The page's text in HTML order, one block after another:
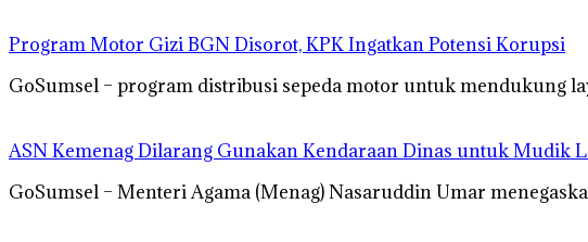
Program Motor Gizi BGN Disorot, KPK Ingatkan Potensi Korupsi
GoSumsel – program distribusi sepeda motor untuk mendukung
ASN Kemenag Dilarang Gunakan Kendaraan Dinas untuk Mudik
GoSumsel – Menteri Agama (Menag) Nasaruddin Umar